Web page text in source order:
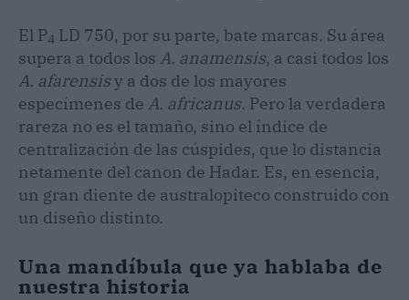
El P4 LD 750, por su parte, bate marcas. Su área
supera a todos los A. anamensis, a casi todos los
A. afarensisy a dos de los mayores
especímenes de A. africanus. Pero la verdadera
rareza no es el tamaño, sino el índice de
centralización de las cúspides, que lo distancia
netamente del canon de Hadar. Es, en esencia,
un gran diente de australopiteco construido con
un diseño distinto.
Una mandíbula que ya hablaba de
nuestra historia